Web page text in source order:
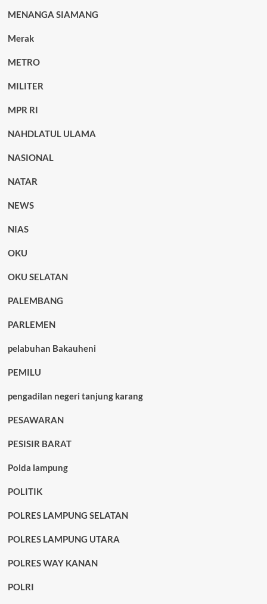
MENANGA SIAMANG
Merak
METRO
MILITER
MPR RI
NAHDLATUL ULAMA
NASIONAL
NATAR
NEWS
NIAS
OKU
OKU SELATAN
PALEMBANG
PARLEMEN
pelabuhan Bakauheni
PEMILU
pengadilan negeri tanjung karang
PESAWARAN
PESISIR BARAT
Polda lampung
POLITIK
POLRES LAMPUNG SELATAN
POLRES LAMPUNG UTARA
POLRES WAY KANAN
POLRI